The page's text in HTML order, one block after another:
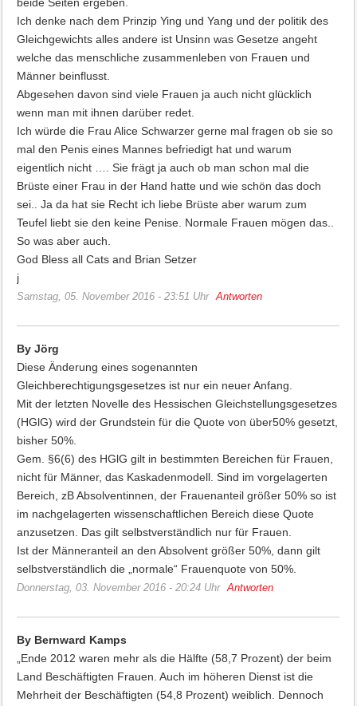
Ich denke nach dem Prinzip Ying und Yang und der politik des
Gleichgewichts alles andere ist Unsinn was Gesetze angeht
welche das menschliche zusammenleben von Frauen und
Männer beinflusst.
Abgesehen davon sind viele Frauen ja auch nicht glücklich
wenn man mit ihnen darüber redet.
Ich würde die Frau Alice Schwarzer gerne mal fragen ob sie so
mal den Penis eines Mannes befriedigt hat und warum
eigentlich nicht …. Sie frägt ja auch ob man schon mal die
Brüste einer Frau in der Hand hatte und wie schön das doch
sei.. Ja da hat sie Recht ich liebe Brüste aber warum zum
Teufel liebt sie den keine Penise. Normale Frauen mögen das..
So was aber auch.
God Bless all Cats and Brian Setzer
j
Samstag, 05. November 2016 - 23:51 Uhr Antworten
By Jörg
Diese Änderung eines sogenannten
Gleichberechtigungsgesetzes ist nur ein neuer Anfang.
Mit der letzten Novelle des Hessischen Gleichstellungsgesetzes
(HGlG) wird der Grundstein für die Quote von über50% gesetzt,
bisher 50%.
Gem. §6(6) des HGlG gilt in bestimmten Bereichen für Frauen,
nicht für Männer, das Kaskadenmodell. Sind im vorgelagerten
Bereich, zB Absolventinnen, der Frauenanteil größer 50% so ist
im nachgelagerten wissenschaftlichen Bereich diese Quote
anzusetzen. Das gilt selbstverständlich nur für Frauen.
Ist der Männeranteil an den Absolvent größer 50%, dann gilt
selbstverständlich die „normale“ Frauenquote von 50%.
Donnerstag, 03. November 2016 - 20:24 Uhr Antworten
By Bernward Kamps
„Ende 2012 waren mehr als die Hälfte (58,7 Prozent) der beim
Land Beschäftigten Frauen. Auch im höheren Dienst ist die
Mehrheit der Beschäftigten (54,8 Prozent) weiblich. Dennoch